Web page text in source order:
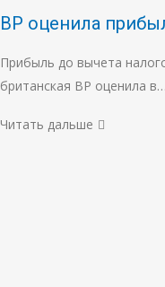
BP оценила
Прибыль до вычета
британская BP оценила в…
Читать дальше